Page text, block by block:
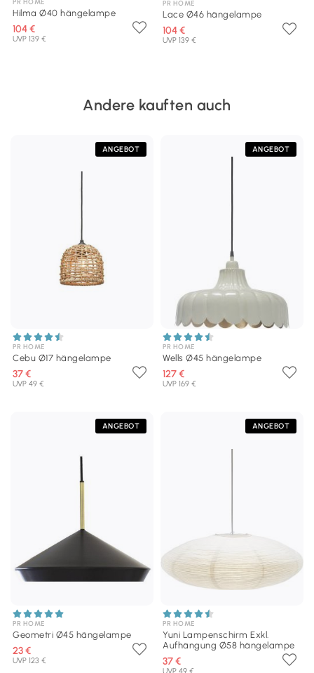
PR HOME
Hilma Ø40 hängelampe
104 €
UVP 139 €
PR HOME
Lace Ø46 hängelampe
104 €
UVP 139 €
Andere kauften auch
ANGEBOT
PR HOME
Cebu Ø17 hängelampe
37 €
UVP 49 €
ANGEBOT
PR HOME
Wells Ø45 hängelampe
127 €
UVP 169 €
ANGEBOT
PR HOME
Geometri Ø45 hängelampe
23 €
UVP 123 €
ANGEBOT
PR HOME
Yuni Lampenschirm Exkl.
Aufhängung Ø58 hängelampe
37 €
UVP 49 €